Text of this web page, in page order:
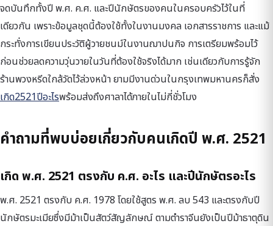
จดบันทึกทั้งปี พ.ศ. ค.ศ. และปีนักษัตรของคนในครอบครัวไว้ในที่
เดียวกัน เพราะข้อมูลชุดนี้ต้องใช้ทั้งในงานมงคล เอกสารราชการ และแม้
กระทั่งการเขียนประวัติผู้วายชนม์ในงานฌาปนกิจ การเตรียมพร้อมไว้
ก่อนช่วยลดความวุ่นวายในวันที่ต้องใช้จริงได้มาก เช่นเดียวกับการรู้จัก
ร้านพวงหรีดใกล้วัดไว้ล่วงหน้า ยามมีงานด่วนในกรุงเทพมหานครก็สั่ง
เกิด2521ปีอะไรพร้อมส่งถึงศาลาได้ภายในไม่กี่ชั่วโมง
คำถามที่พบบ่อยเกี่ยวกับคนเกิดปี พ.ศ. 2521
เกิด พ.ศ. 2521 ตรงกับ ค.ศ. อะไร และปีนักษัตรอะไร
พ.ศ. 2521 ตรงกับ ค.ศ. 1978 โดยใช้สูตร พ.ศ. ลบ 543 และตรงกับปี
นักษัตรมะเมียซึ่งมีม้าเป็นสัตว์สัญลักษณ์ ตามตำราจีนยังเป็นปีม้าธาตุดิน